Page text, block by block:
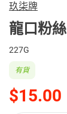
玖柒牌
龍口粉絲
227G
$15.00
有貨